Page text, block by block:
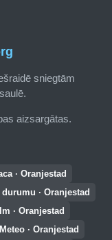
sniegtām
aizsargātas.
· Oranjestad
durumu · Oranjestad
Ilm · Oranjestad
Meteo · Oranjestad